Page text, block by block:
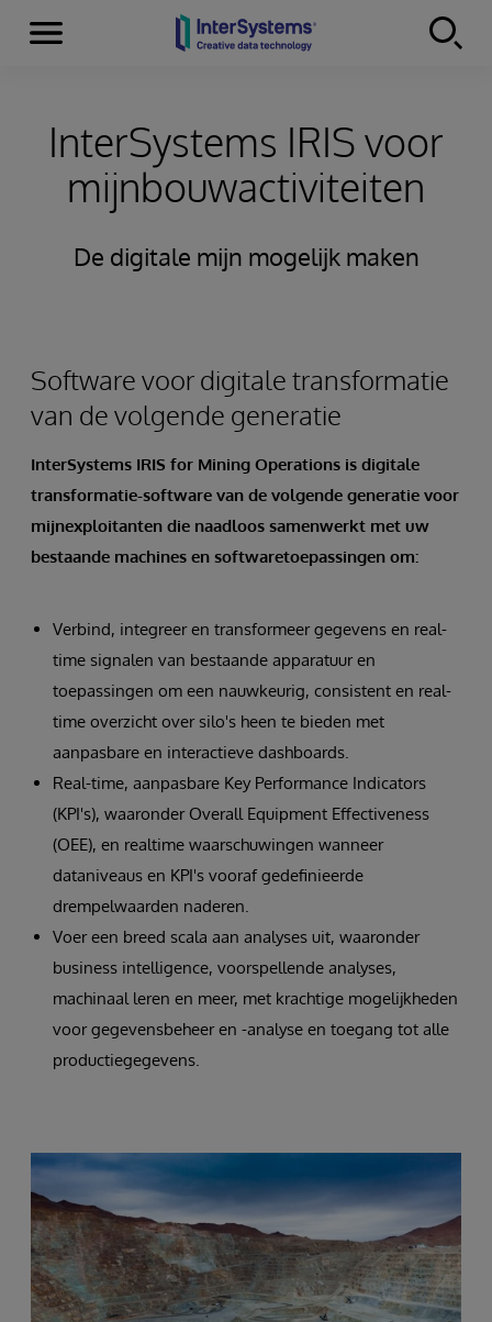
Skip to content
Menu
InterSystems IRIS voor
mijnbouwactiviteiten
De digitale mijn mogelijk maken
Software voor digitale transformatie
van de volgende generatie
InterSystems IRIS for Mining Operations is digitale
transformatie-software van de volgende generatie voor
mijnexploitanten die naadloos samenwerkt met uw
bestaande machines en softwaretoepassingen om:
Verbind, integreer en transformeer gegevens en real-
time signalen van bestaande apparatuur en
toepassingen om een nauwkeurig, consistent en real-
time overzicht over silo's heen te bieden met
aanpasbare en interactieve dashboards.
Real-time, aanpasbare Key Performance Indicators
(KPI's), waaronder Overall Equipment Effectiveness
(OEE), en realtime waarschuwingen wanneer
dataniveaus en KPI's vooraf gedefinieerde
drempelwaarden naderen.
Voer een breed scala aan analyses uit, waaronder
business intelligence, voorspellende analyses,
machinaal leren en meer, met krachtige mogelijkheden
voor gegevensbeheer en -analyse en toegang tot alle
productiegegevens.